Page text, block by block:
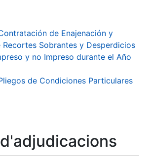
de Enajenación y
Recortes Sobrantes y Desperdicios
y no Impreso durante el Año
de Condiciones Particulares